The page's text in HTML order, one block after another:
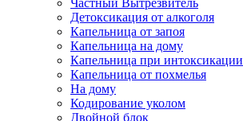
Частный Вытрезвитель
Детоксикация от алкоголя
Капельница от запоя
Капельница на дому
Капельница при интоксикации
Капельница от похмелья
На дому
Кодирование уколом
Двойной блок